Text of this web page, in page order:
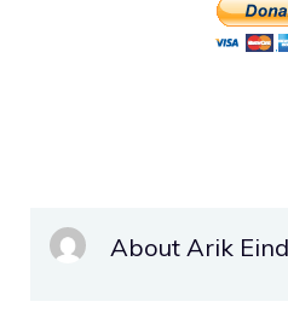
About Arik